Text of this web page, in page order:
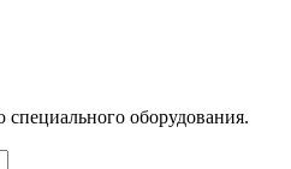
оборудования.